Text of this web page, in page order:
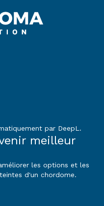
par DeepL.
meilleur
les options et les
d'un chordome.